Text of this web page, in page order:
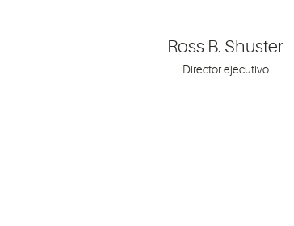
Ross B. Shuster
Director ejecutivo